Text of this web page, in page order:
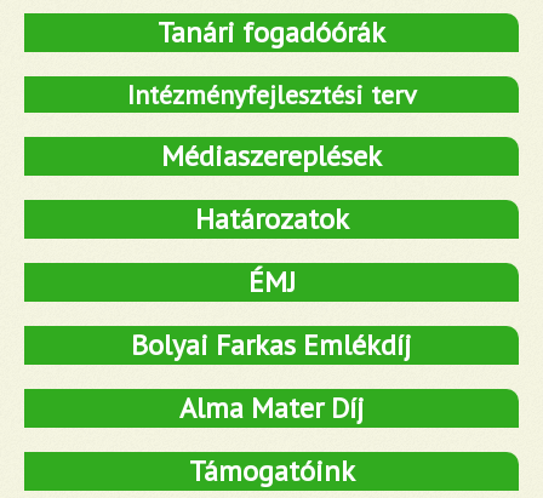
Tanári fogadóórák
Intézményfejlesztési terv
Médiaszereplések
Határozatok
ÉMJ
Bolyai Farkas Emlékdíj
Alma Mater Díj
Támogatóink